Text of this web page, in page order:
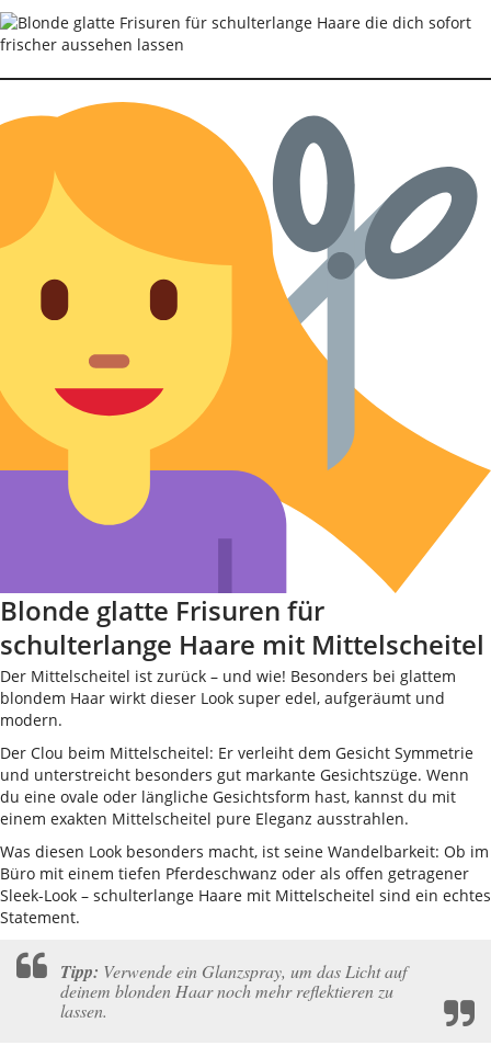
Blonde glatte Frisuren für
schulterlange Haare mit Mittelscheitel
Der Mittelscheitel ist zurück – und wie! Besonders bei glattem
blondem Haar wirkt dieser Look super edel, aufgeräumt und
modern.
Der Clou beim Mittelscheitel: Er verleiht dem Gesicht Symmetrie
und unterstreicht besonders gut markante Gesichtszüge. Wenn
du eine ovale oder längliche Gesichtsform hast, kannst du mit
einem exakten Mittelscheitel pure Eleganz ausstrahlen.
Was diesen Look besonders macht, ist seine Wandelbarkeit: Ob im
Büro mit einem tiefen Pferdeschwanz oder als offen getragener
Sleek-Look – schulterlange Haare mit Mittelscheitel sind ein echtes
Statement.
Tipp: Verwende ein Glanzspray, um das Licht auf
deinem blonden Haar noch mehr reflektieren zu
lassen.